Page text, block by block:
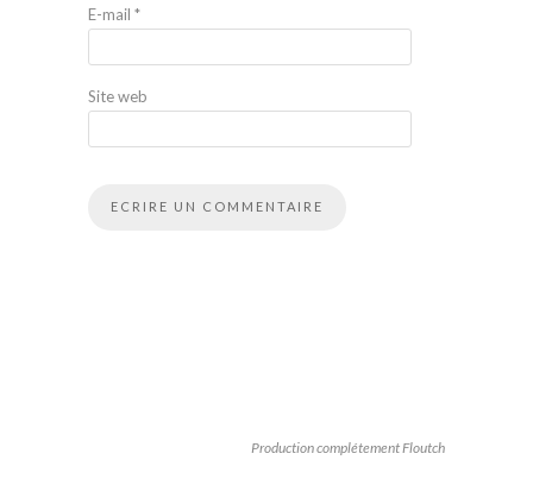
E-mail *
Site web
Production complétement Floutch